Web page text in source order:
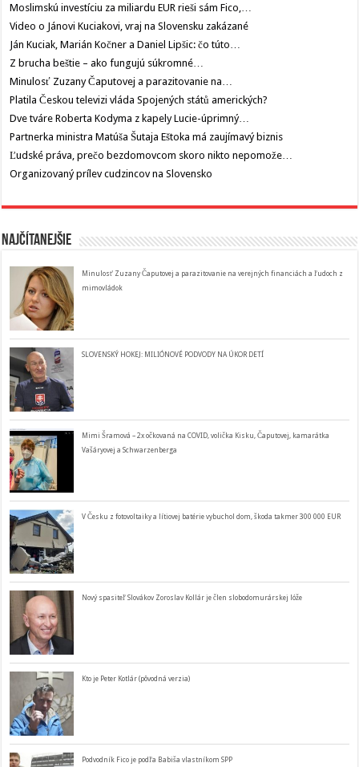
Moslimskú investíciu za miliardu EUR rieši sám Fico,…
Video o Jánovi Kuciakovi, vraj na Slovensku zakázané
Ján Kuciak, Marián Kočner a Daniel Lipšic: čo túto…
Z brucha beštie – ako fungujú súkromné…
Minulosť Zuzany Čaputovej a parazitovanie na…
Platila Českou televizi vláda Spojených států amerických?
Dve tváre Roberta Kodyma z kapely Lucie-úprimný…
Partnerka ministra Matúša Šutaja Eštoka má zaujímavý biznis
Ľudské práva, prečo bezdomovcom skoro nikto nepomože…
Organizovaný prílev cudzincov na Slovensko
Najčítanejšie
Minulosť Zuzany Čaputovej a parazitovanie na verejných financiách a ľudoch z
mimovládok
SLOVENSKÝ HOKEJ: MILIÓNOVÉ PODVODY NA ÚKOR DETÍ
Mimi Šramová – 2x očkovaná na COVID, volička Kisku, Čaputovej, kamarátka
Vašáryovej a Schwarzenberga
V Česku z fotovoltaiky a lítiovej batérie vybuchol dom, škoda takmer 300 000 EUR
Nový spasiteľ Slovákov Zoroslav Kollár je člen slobodomurárskej lóže
Kto je Peter Kotlár (pôvodná verzia)
Podvodník Fico je podľa Babiša vlastníkom SPP